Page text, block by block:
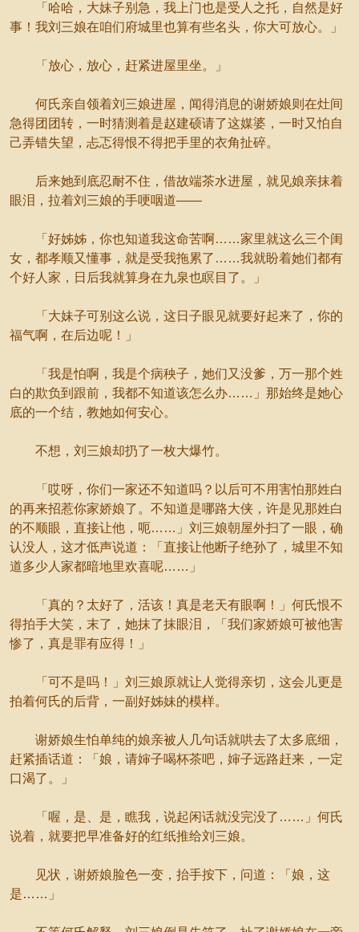
「哈哈，大妹子别急，我上门也是受人之托，自然是好
事！我刘三娘在咱们府城里也算有些名头，你大可放心。」
「放心，放心，赶紧进屋里坐。」
何氏亲自领着刘三娘进屋，闻得消息的谢娇娘则在灶间
急得团团转，一时猜测着是赵建硕请了这媒婆，一时又怕自
己弄错失望，忐忑得恨不得把手里的衣角扯碎。
后来她到底忍耐不住，借故端茶水进屋，就见娘亲抹着
眼泪，拉着刘三娘的手哽咽道——
「好姊姊，你也知道我这命苦啊……家里就这么三个闺
女，都孝顺又懂事，就是受我拖累了……我就盼着她们都有
个好人家，日后我就算身在九泉也瞑目了。」
「大妹子可别这么说，这日子眼见就要好起来了，你的
福气啊，在后边呢！」
「我是怕啊，我是个病秧子，她们又没爹，万一那个姓
白的欺负到跟前，我都不知道该怎么办……」那始终是她心
底的一个结，教她如何安心。
不想，刘三娘却扔了一枚大爆竹。
「哎呀，你们一家还不知道吗？以后可不用害怕那姓白
的再来招惹你家娇娘了。不知道是哪路大侠，许是见那姓白
的不顺眼，直接让他，呃……」刘三娘朝屋外扫了一眼，确
认没人，这才低声说道：「直接让他断子绝孙了，城里不知
道多少人家都暗地里欢喜呢……」
「真的？太好了，活该！真是老天有眼啊！」何氏恨不
得拍手大笑，末了，她抹了抹眼泪，「我们家娇娘可被他害
惨了，真是罪有应得！」
「可不是吗！」刘三娘原就让人觉得亲切，这会儿更是
拍着何氏的后背，一副好姊妹的模样。
谢娇娘生怕单纯的娘亲被人几句话就哄去了太多底细，
赶紧插话道：「娘，请婶子喝杯茶吧，婶子远路赶来，一定
口渴了。」
「喔，是、是，瞧我，说起闲话就没完没了……」何氏
说着，就要把早准备好的红纸推给刘三娘。
见状，谢娇娘脸色一变，抬手按下，问道：「娘，这
是……」